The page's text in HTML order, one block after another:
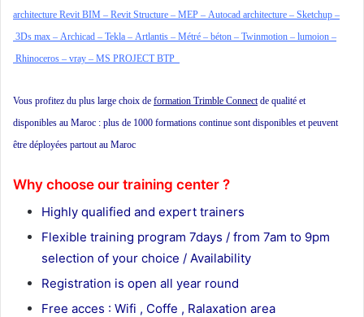
architecture Revit BIM – Revit Structure – MEP – Autocad architecture – Sketchup –
3Ds max – Archicad – Tekla – Artlantis – Métré – béton – Twinmotion – lumoion –
Rhinoceros – vray – MS PROJECT BTP
Vous profitez du plus large choix de formation Trimble Connectde qualité et
disponibles au Maroc : plus de 1000 formations continue sont disponibles et peuvent
être déployées partout au Maroc
Why choose our training center ?
Highly qualified and expert trainers
Flexible training program 7days / from 7am to 9pm
selection of your choice / Availability
Registration is open all year round
Free acces : Wifi , Coffe , Ralaxation area